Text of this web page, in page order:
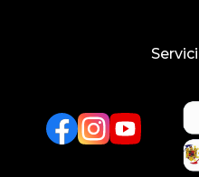
FacebookTwitterYouTube